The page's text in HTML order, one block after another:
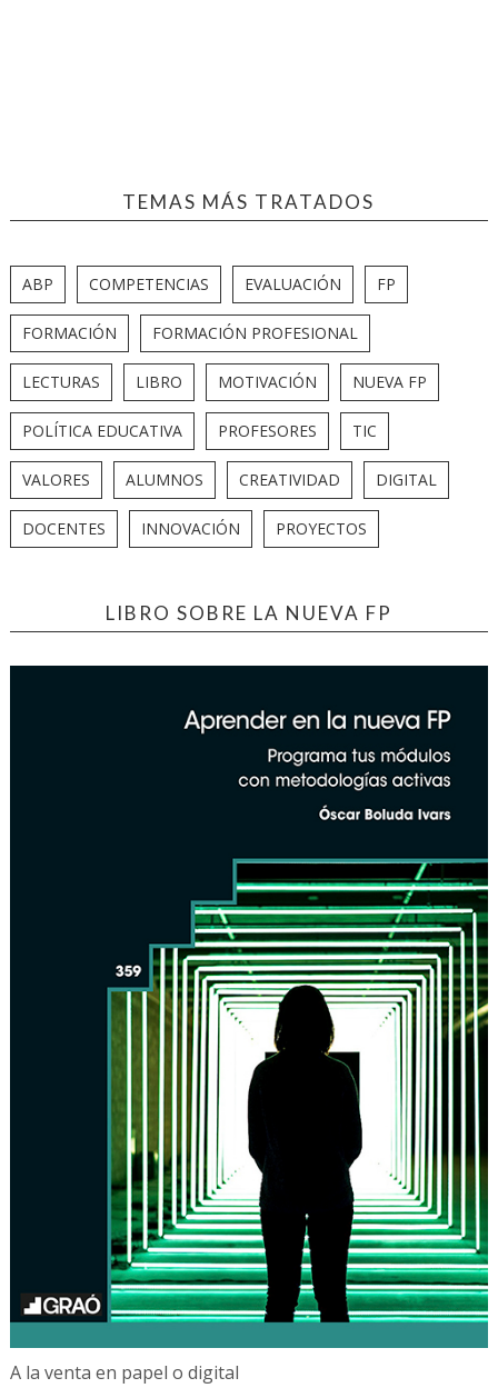
TEMAS MÁS TRATADOS
ABP COMPETENCIAS EVALUACIÓN FP
FORMACIÓN FORMACIÓN PROFESIONAL
LECTURAS LIBRO MOTIVACIÓN NUEVA FP
POLÍTICA EDUCATIVA PROFESORES TIC
VALORES ALUMNOS CREATIVIDAD DIGITAL
DOCENTES INNOVACIÓN PROYECTOS
LIBRO SOBRE LA NUEVA FP
A la venta en papel o digital